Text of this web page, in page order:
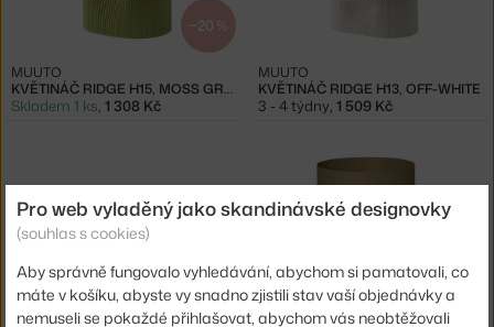
−20 %
KVĚTINÁČ RIDGE H15, MOSS GREEN
MUUTO
Skladem 1 ks, 1 308 Kč
KVĚTINÁČ RIDGE H13, OFF-WHITE
MUUTO
3 - 4 týdny, 1 509 Kč
−20 %
Pro web vyladěný jako skandinávské designovky
(souhlas s cookies)
Aby správně fungovalo vyhledávání, abychom si pamatovali, co
máte v košíku, abyste vy snadno zjistili stav vaší objednávky a
nemuseli se pokaždé přihlašovat, abychom vás neobtěžovali